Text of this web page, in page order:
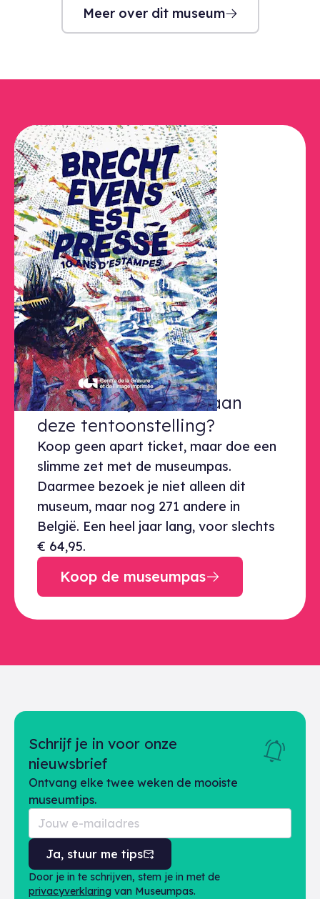
Meer over dit museum
© © CGII
Klaar voor je bezoek aan deze
Klaar voor je bezoek aan
deze tentoonstelling?
Koop geen apart ticket, maar doe een
slimme zet met de museumpas.
Daarmee bezoek je niet alleen dit
museum, maar nog 271 andere in
België. Een heel jaar lang, voor slechts
€ 64,95.
Koop de museumpas
Schrijf je in voor onze
nieuwsbrief
Ontvang elke twee weken de mooiste
museumtips.
Ja, stuur me tips
Door je in te schrijven, stem je in met de
privacyverklaring van Museumpas.